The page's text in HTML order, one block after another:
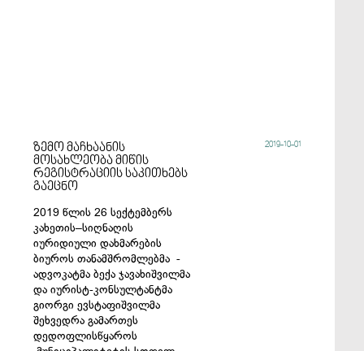
ზემო მაჩხაანის
მოსახლეობა მიწის
რეგისტრაციის საკითხებს
გაეცნო
2019 წლის 26 სექტემბერს
კახეთის–სიღნაღის
იურიდიული დახმარების
ბიუროს თანამშრომლებმა -
ადვოკატმა ბექა ჯავახიშვილმა
და იურისტ-კონსულტანტმა
გიორგი ევსტაფიშვილმა
შეხვედრა გამართეს
დედოფლისწყაროს
2019-10-01